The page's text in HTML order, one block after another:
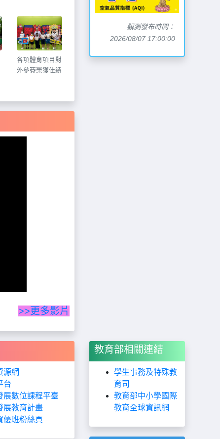
各項體育項目對
外參賽榮獲佳績
>>更多影片
觀測發布時間：
2026/08/07 17:00:00
源網
台
展數位課程平臺
展教育計畫
優班粉絲頁
教育部相關連結
學生事務及特殊教
育司
教育部中小學國際
教育全球資訊網